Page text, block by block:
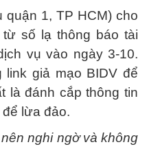
quận 1, TP HCM) cho
số lạ thông báo tài
vụ vào ngày 3-10.
giả mạo BIDV để
là đánh cắp thông tin
lừa đảo.
nghi ngờ và không